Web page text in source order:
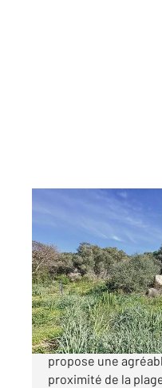
PORTO VECCHIO 201
Ref : 715
Terrain à vendre
191
Cette parcelle de
propose une
proximité de la